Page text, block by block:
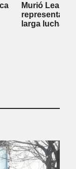
Murió
larga lucha